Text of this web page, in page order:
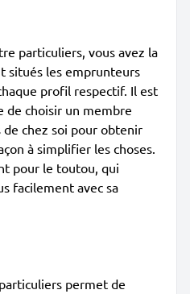
particuliers, vous avez la
situés les emprunteurs
profil respectif. Il est
choisir un membre
chez soi pour obtenir
à simplifier les choses.
pour le toutou, qui
facilement avec sa
permet de